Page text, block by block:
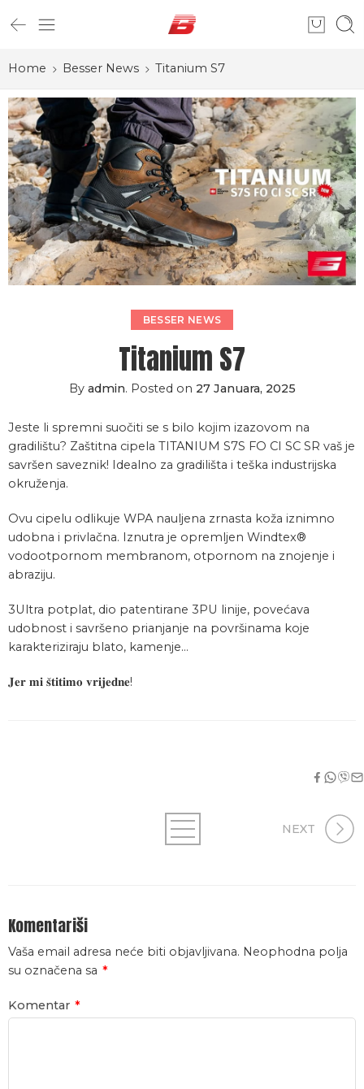
Home Besser News Titanium S7
BESSER NEWS
Titanium S7
By admin. Posted on 27 Januara, 2025
Jeste li spremni suočiti se s bilo kojim izazovom na
gradilištu? Zaštitna cipela TITANIUM S7S FO CI SC SR vaš je
savršen saveznik! Idealno za gradilišta i teška industrijska
okruženja.
Ovu cipelu odlikuje WPA nauljena zrnasta koža iznimno
udobna i privlačna. Iznutra je opremljen Windtex®
vodootpornom membranom, otpornom na znojenje i
abraziju.
3Ultra potplat, dio patentirane 3PU linije, povećava
udobnost i savršeno prianjanje na površinama koje
karakteriziraju blato, kamenje…
𝐉𝐞𝐫 𝐦𝐢 𝐬̌𝐭𝐢𝐭𝐢𝐦𝐨 𝐯𝐫𝐢𝐣𝐞𝐝𝐧𝐞!
NEXT
Komentariši
Vaša email adresa neće biti objavljivana. Neophodna polja
su označena sa *
Komentar *